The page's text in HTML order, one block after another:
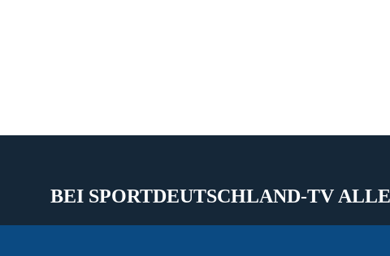
BEI SPORTDEUTSCHLAND-TV